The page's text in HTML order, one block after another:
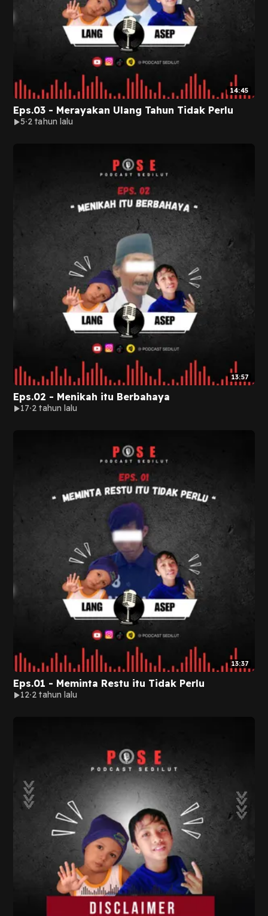
14:45
Eps.03 - Merayakan Ulang Tahun Tidak Perlu
5 2 tahun lalu
13:57
Eps.02 - Menikah itu Berbahaya
17 2 tahun lalu
13:37
Eps.01 - Meminta Restu itu Tidak Perlu
12 2 tahun lalu